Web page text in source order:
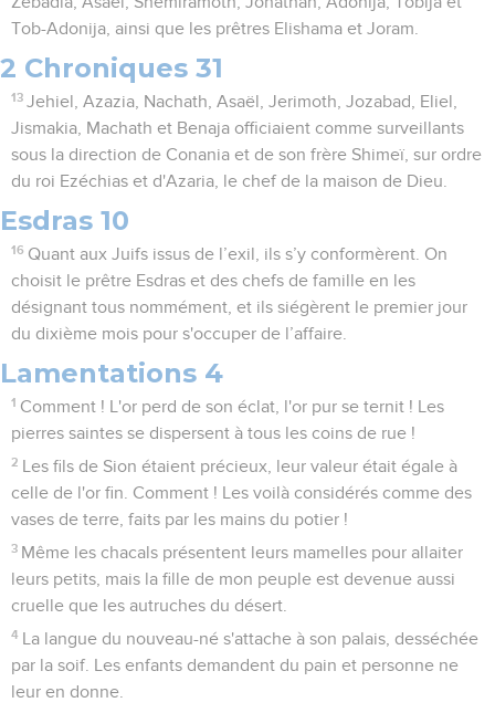
Tob-Adonija, ainsi que les prêtres Elishama et Joram.
2 Chroniques 31
13 Jehiel, Azazia, Nachath, Asaël, Jerimoth, Jozabad, Eliel,
Jismakia, Machath et Benaja officiaient comme surveillants
sous la direction de Conania et de son frère Shimeï, sur ordre
du roi Ezéchias et d'Azaria, le chef de la maison de Dieu.
Esdras 10
16 Quant aux Juifs issus de l’exil, ils s’y conformèrent. On
choisit le prêtre Esdras et des chefs de famille en les
désignant tous nommément, et ils siégèrent le premier jour
du dixième mois pour s'occuper de l’affaire.
Lamentations 4
1 Comment ! L'or perd de son éclat, l'or pur se ternit ! Les
pierres saintes se dispersent à tous les coins de rue !
2
Les fils de Sion étaient précieux, leur valeur était égale à
celle de l'or fin. Comment ! Les voilà considérés comme des
vases de terre, faits par les mains du potier !
3 Même les chacals présentent leurs mamelles pour allaiter
leurs petits, mais la fille de mon peuple est devenue aussi
cruelle que les autruches du désert.
4
La langue du nouveau-né s'attache à son palais, desséchée
par la soif. Les enfants demandent du pain et personne ne
leur en donne.